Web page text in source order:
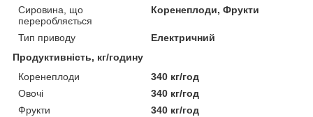
Сировина, що
переробляється
Коренеплоди, Фрукти
Тип приводу
Електричний
Продуктивність, кг/годину
Коренеплоди
340 кг/год
Овочі
340 кг/год
Фрукти
340 кг/год